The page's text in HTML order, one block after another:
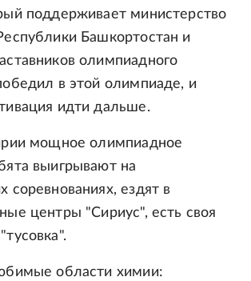
поддерживает министерство
Башкортостан и
олимпиадного
в этой олимпиаде, и
идти дальше.
мощное олимпиадное
выигрывают на
соревнованиях, ездят в
центры "Сириус", есть своя
области химии: